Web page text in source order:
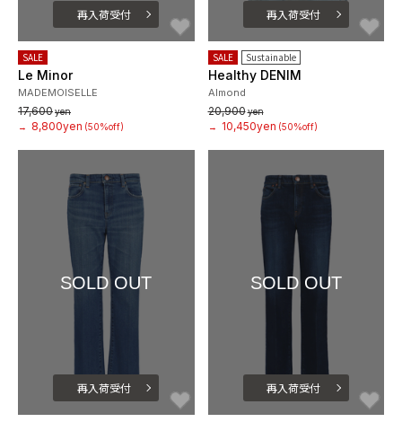
再入荷受付
SALE
Le Minor
MADEMOISELLE
17,600yen
→
8,800yen (50%off)
再入荷受付
SALE Sustainable
Healthy DENIM
Almond
20,900yen
→
10,450yen (50%off)
SOLD OUT
再入荷受付
SOLD OUT
再入荷受付